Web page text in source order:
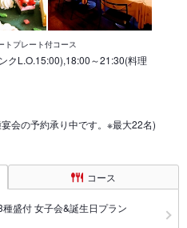
プレート付コース
クL.O.15:00),18:00～21:30(料理
会の予約承り中です。※最大22名)
コース
盛付 女子会&誕生日プラン